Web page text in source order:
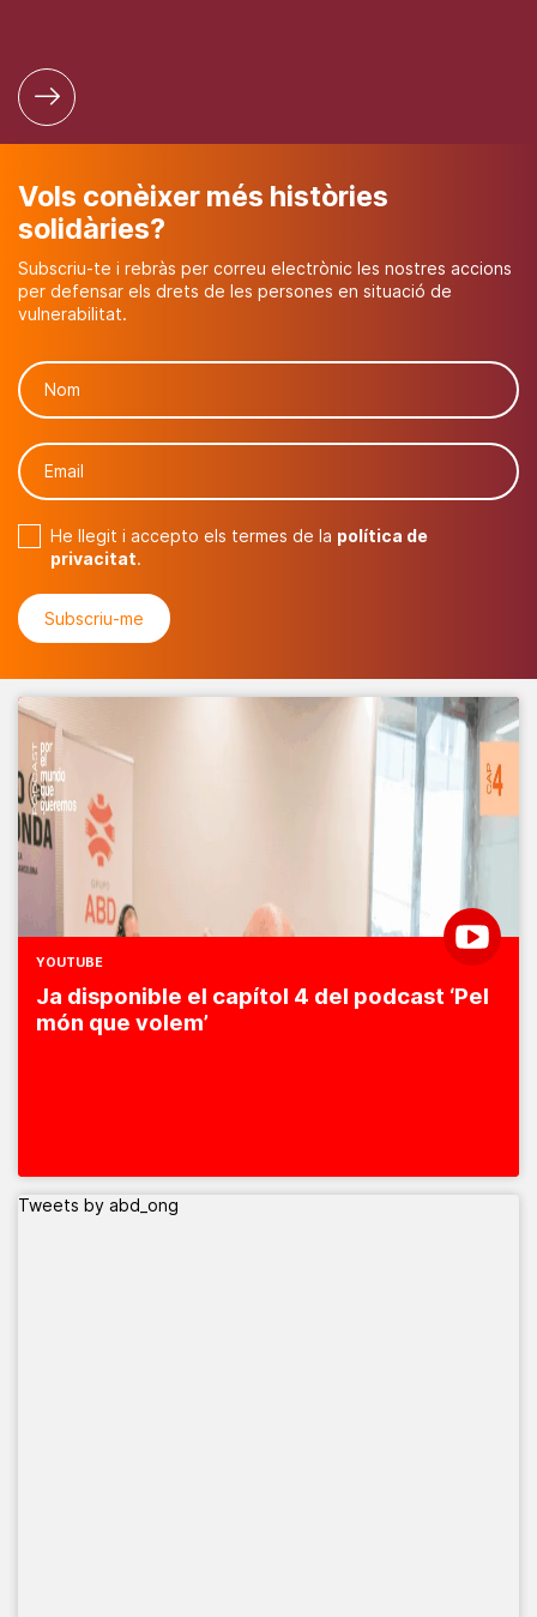
Vols conèixer més històries
solidàries?
Subscriu-te i rebràs per correu electrònic les nostres accions
per defensar els drets de les persones en situació de
vulnerabilitat.
He llegit i accepto els termes de la política de
privacitat.
YOUTUBE
Ja disponible el capítol 4 del podcast ‘Pel
món que volem’
Tweets by abd_ong